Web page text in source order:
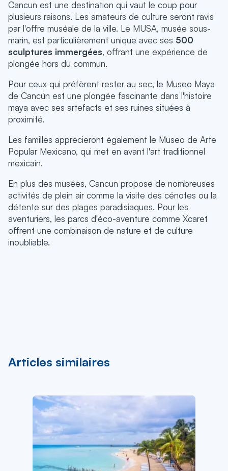
Cancun est une destination qui vaut le coup pour
plusieurs raisons. Les amateurs de culture seront ravis
par l'offre muséale de la ville. Le MUSA, musée sous-
marin, est particulièrement unique avec ses 500
sculptures immergées, offrant une expérience de
plongée hors du commun.
Pour ceux qui préfèrent rester au sec, le Museo Maya
de Cancún est une plongée fascinante dans l'histoire
maya avec ses artefacts et ses ruines situées à
proximité.
Les familles apprécieront également le Museo de Arte
Popular Mexicano, qui met en avant l'art traditionnel
mexicain.
En plus des musées, Cancun propose de nombreuses
activités de plein air comme la visite des cénotes ou la
détente sur des plages paradisiaques. Pour les
aventuriers, les parcs d'éco-aventure comme Xcaret
offrent une combinaison de nature et de culture
inoubliable.
Articles similaires